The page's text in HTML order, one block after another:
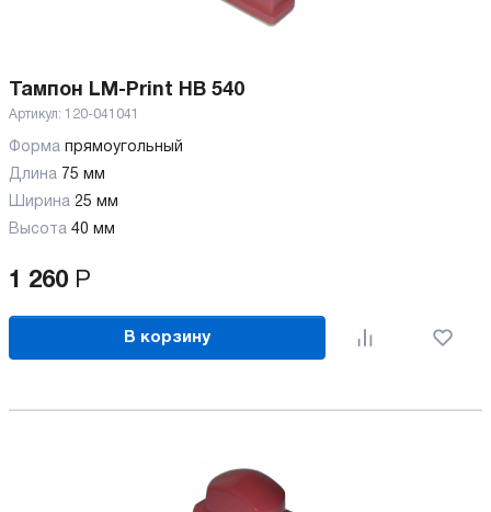
Тампон LM-Print HB 540
Артикул: 120-041041
Форма прямоугольный
Длина 75 мм
Ширина 25 мм
Высота 40 мм
1 260 Р
В корзину